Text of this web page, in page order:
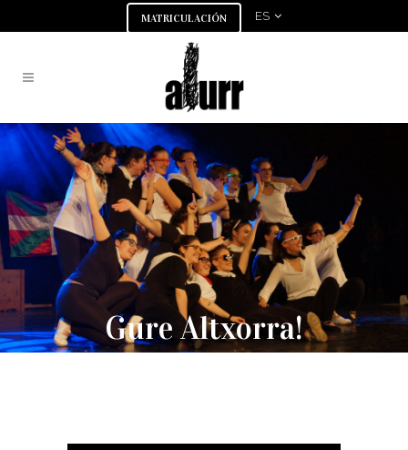
MATRICULACIÓN ES
Gure Altxorra!